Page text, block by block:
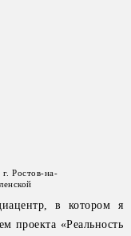
Ростов-на-
в котором я
проекта «Реальность